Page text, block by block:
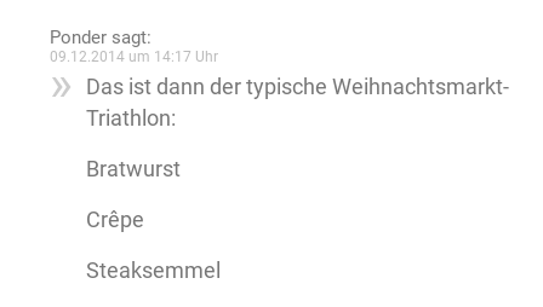
Ponder sagt:
09.12.2014 um 14:17 Uhr
Das ist dann der typische Weihnachtsmarkt-
Triathlon:
Bratwurst
Crêpe
Steaksemmel